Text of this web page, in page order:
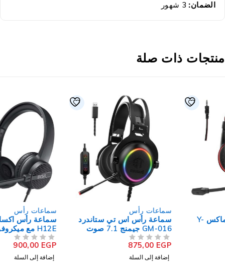
الضمان:3 شهور
ذات صلة
سماعة رأس اس تي ستاندرد
GM-016 جيمنج 7.1 صوت
المحيطي ستيريو
سماعة رأس اكسا تيليكوم
H12E مع ميكروفون عازل